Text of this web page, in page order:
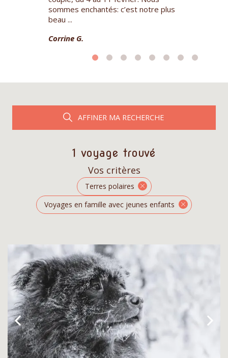
sommes enchantés: c’est notre plus
beau ...
Corrine G.
AFFINER MA RECHERCHE
1 voyage trouvé
Vos critères
Terres polaires
Voyages en famille avec jeunes enfants